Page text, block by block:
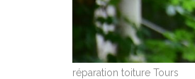
réparation toiture Tours